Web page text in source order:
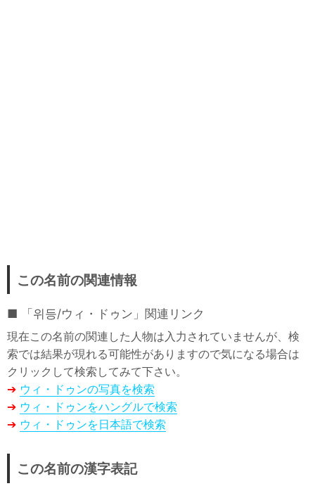
この名前の関連情報
「위등/ウィ・ドゥン」関連リンク
現在この名前の関連した人物は入力されていませんが、検
索では結果が現れる可能性がありますので気になる場合は
クリックして検索してみて下さい。
➔ ウィ・ドゥンの写真を検索
➔ ウィ・ドゥンをハングルで検索
➔ ウィ・ドゥンを日本語で検索
この名前の漢字表記